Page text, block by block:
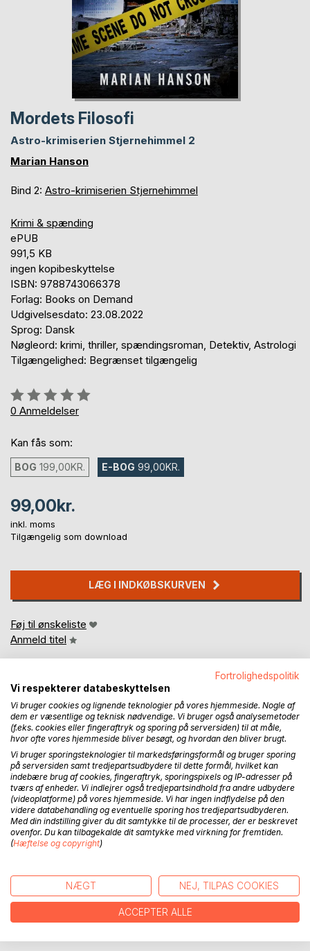
Mordets Filosofi
Astro-krimiserien Stjernehimmel 2
Marian Hanson
Bind 2: Astro-krimiserien Stjernehimmel
Krimi & spænding
ePUB
991,5 KB
ingen kopibeskyttelse
ISBN: 9788743066378
Forlag: Books on Demand
Udgivelsesdato: 23.08.2022
Sprog: Dansk
Nøgleord: krimi, thriller, spændingsroman, Detektiv, Astrologi
Tilgængelighed: Begrænset tilgængelig
Anmeldelse::
0%
0 Anmeldelser
Kan fås som:
BOG 199,00KR. E-BOG 99,00KR.
99,00kr.
inkl. moms
Tilgængelig som download
LÆG I INDKØBSKURVEN
Føj til ønskeliste
Anmeld titel
BESKRIVELSE
Mens hun omhyggeligt låste efter sig, konstaterede hun, at
trappen lå hen i mørke. Hun sukkede irriteret, idet hun tog
et fast greb om gelænderet og famlede sig ned, trin for
trin.
Halvvejs nede fik hun en besynderlig følelse af, ikke at
En række bestialske drab hærger City, og samtidig er der
sket en uforklarlig stigning i selvmordsstatistikken. Det
giver en masse overarbejde til kriminalassistent Dwayne
Fortrolighedspolitik
Vi respekterer databeskyttelsen
Vi bruger cookies og lignende teknologier på vores hjemmeside. Nogle af
dem er væsentlige og teknisk nødvendige. Vi bruger også analysemetoder
(f.eks. cookies eller fingeraftryk og sporing på serversiden) til at måle,
hvor ofte vores hjemmeside bliver besøgt, og hvordan den bliver brugt.
Vi bruger sporingsteknologier til markedsføringsformål og bruger sporing
på serversiden samt tredjepartsudbydere til dette formål, hvilket kan
indebære brug af cookies, fingeraftryk, sporingspixels og IP-adresser på
tværs af enheder. Vi indlejrer også tredjepartsindhold fra andre udbydere
(videoplatforme) på vores hjemmeside. Vi har ingen indflydelse på den
videre databehandling og eventuelle sporing hos tredjepartsudbyderen.
Med din indstilling giver du dit samtykke til de processer, der er beskrevet
ovenfor. Du kan tilbagekalde dit samtykke med virkning for fremtiden.
(Hæftelse og copyright)
NÆGT NEJ, TILPAS COOKIES
ACCEPTER ALLE